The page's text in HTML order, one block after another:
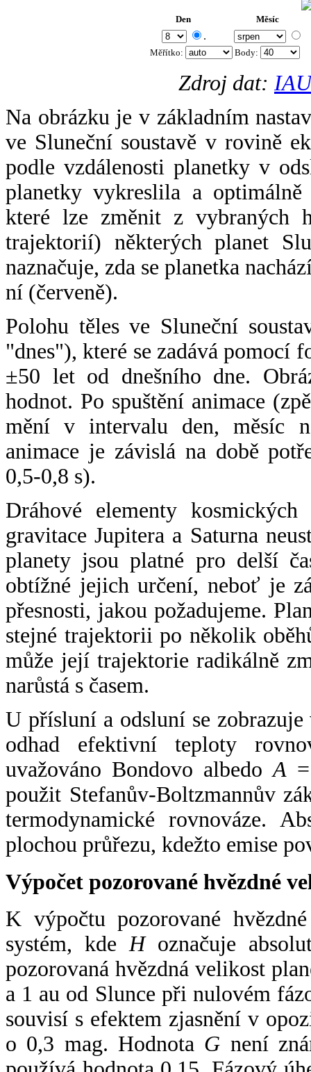
Den Měsíc
.
Měřítko: Body:
Zdroj dat:
Na obrázku je v základním
ve Sluneční soustavě v rovině
podle vzdálenosti planetky v
planetky vykreslila a
které lze změnit z vybraných
trajektorií) některých planet
naznačuje, zda se planetka
ní (červeně).
Polohu těles ve Sluneční
"dnes"), které se zadává pomocí
±50 let od dnešního dne.
hodnot. Po spuštění animace
mění v intervalu den, měsíc
animace je závislá na době
0,5-0,8 s).
Dráhové elementy
gravitace Jupitera a Saturna
planety jsou platné pro delší
obtížné jejich určení, neboť je
přesnosti, jakou požadujeme.
stejné trajektorii po několik
může její trajektorie radikálně
narůstá s časem.
U přísluní a odsluní se
odhad efektivní teploty
uvažováno Bondovo albedoA
použit Stefanův-Boltzmannův
termodynamické rovnováze.
plochou průřezu, kdežto emise
Výpočet pozorované hvězdné
K výpočtu pozorované
systém, kde Hoznačuje
pozorovaná hvězdná velikost
a 1 au od Slunce při nulovém
souvisí s efektem zjasnění v
o 0,3 mag. Hodnota G není